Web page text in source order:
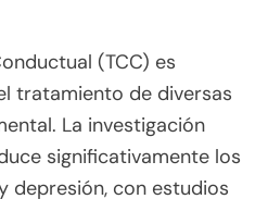
(TCC) es
tratamiento de diversas
La investigación
significativamente los
depresión, con estudios